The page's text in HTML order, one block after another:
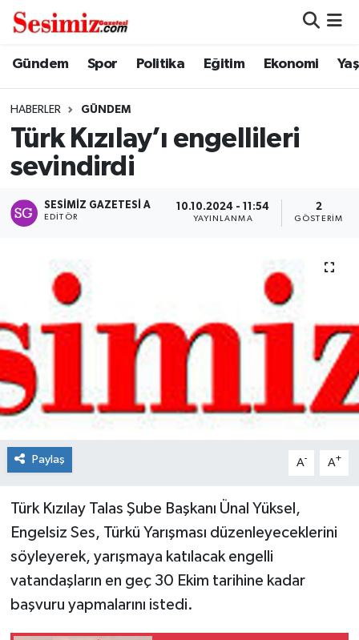
Gündem Spor Politika Eğitim Ekonomi
HABERLER GÜNDEM
Türk Kızılay’ı engellileri
sevindirdi
SESIMIZ GAZETESI A
EDITÖR
10.10.2024 - 11:54
YAYINLANMA
2
GÖSTERIM
Paylaş A- A+
Türk Kızılay Talas Şube Başkanı Ünal Yüksel,
Engelsiz Ses, Türkü Yarışması düzenleyeceklerini
söyleyerek, yarışmaya katılacak engelli
vatandaşların en geç 30 Ekim tarihine kadar
başvuru yapmalarını istedi.
Dünya
Ekonomi
Gündem
Magazin
Politika
Spor
Tokat Haberleri
Yaşam
Nöbetçi Eczaneler
Hava Durumu
Namaz Vakitleri
Süper Lig Puan Durumu ve Fikstür
Tüm Manşetler
Son Dakika Haberleri